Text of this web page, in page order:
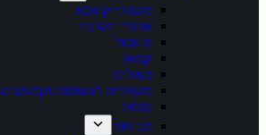
משחקי קופסא
אתגרי חשיבה
מונופול
קטאן
פאזלים
משחקים לפעוטות וקטנטנים
בובות
מכוניות